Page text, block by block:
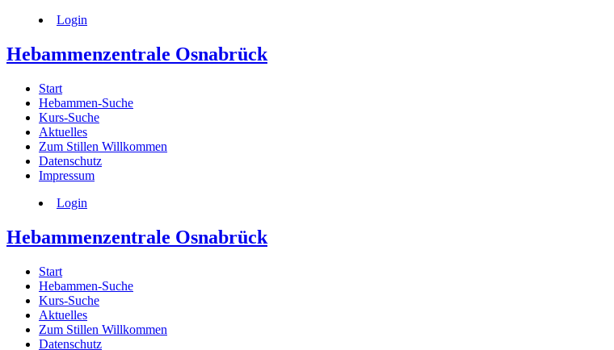
Login
Hebammenzentrale Osnabrück
Start
Hebammen-Suche
Kurs-Suche
Aktuelles
Zum Stillen Willkommen
Datenschutz
Impressum
Login
Hebammenzentrale Osnabrück
Start
Hebammen-Suche
Kurs-Suche
Aktuelles
Zum Stillen Willkommen
Datenschutz